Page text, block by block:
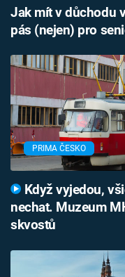
Jak mít v důchodu
pás (nejen) pro
PRIMA ČESKO
Když vyjedou,
nechat. Muzeum
skvostů